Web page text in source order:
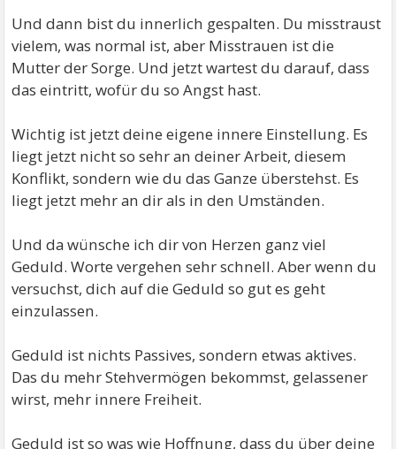
Und dann bist du innerlich gespalten. Du misstraust
vielem, was normal ist, aber Misstrauen ist die
Mutter der Sorge. Und jetzt wartest du darauf, dass
das eintritt, wofür du so Angst hast.
Wichtig ist jetzt deine eigene innere Einstellung. Es
liegt jetzt nicht so sehr an deiner Arbeit, diesem
Konflikt, sondern wie du das Ganze überstehst. Es
liegt jetzt mehr an dir als in den Umständen.
Und da wünsche ich dir von Herzen ganz viel
Geduld. Worte vergehen sehr schnell. Aber wenn du
versuchst, dich auf die Geduld so gut es geht
einzulassen.
Geduld ist nichts Passives, sondern etwas aktives.
Das du mehr Stehvermögen bekommst, gelassener
wirst, mehr innere Freiheit.
Geduld ist so was wie Hoffnung, dass du über deine